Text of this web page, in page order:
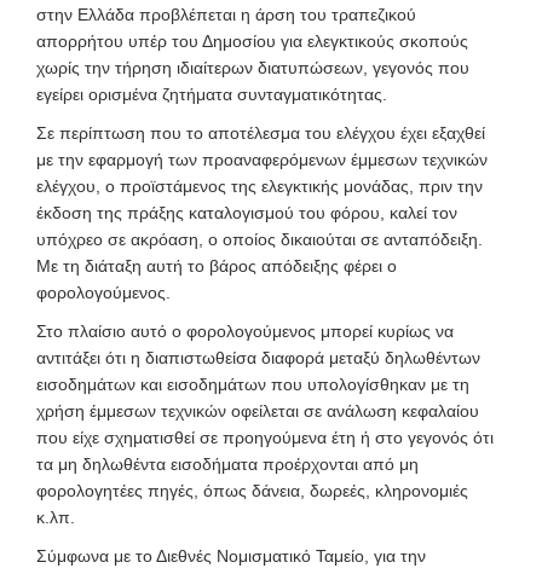
στην Ελλάδα προβλέπεται η άρση του τραπεζικού
απορρήτου υπέρ του Δημοσίου για ελεγκτικούς σκοπούς
χωρίς την τήρηση ιδιαίτερων διατυπώσεων, γεγονός που
εγείρει ορισμένα ζητήματα συνταγματικότητας.
Σε περίπτωση που το αποτέλεσμα του ελέγχου έχει εξαχθεί
με την εφαρμογή των προαναφερόμενων έμμεσων τεχνικών
ελέγχου, ο προϊστάμενος της ελεγκτικής μονάδας, πριν την
έκδοση της πράξης καταλογισμού του φόρου, καλεί τον
υπόχρεο σε ακρόαση, ο οποίος δικαιούται σε ανταπόδειξη.
Με τη διάταξη αυτή το βάρος απόδειξης φέρει ο
φορολογούμενος.
Στο πλαίσιο αυτό ο φορολογούμενος μπορεί κυρίως να
αντιτάξει ότι η διαπιστωθείσα διαφορά μεταξύ δηλωθέντων
εισοδημάτων και εισοδημάτων που υπολογίσθηκαν με τη
χρήση έμμεσων τεχνικών οφείλεται σε ανάλωση κεφαλαίου
που είχε σχηματισθεί σε προηγούμενα έτη ή στο γεγονός ότι
τα μη δηλωθέντα εισοδήματα προέρχονται από μη
φορολογητέες πηγές, όπως δάνεια, δωρεές, κληρονομιές
κ.λπ.
Σύμφωνα με το Διεθνές Νομισματικό Ταμείο, για την